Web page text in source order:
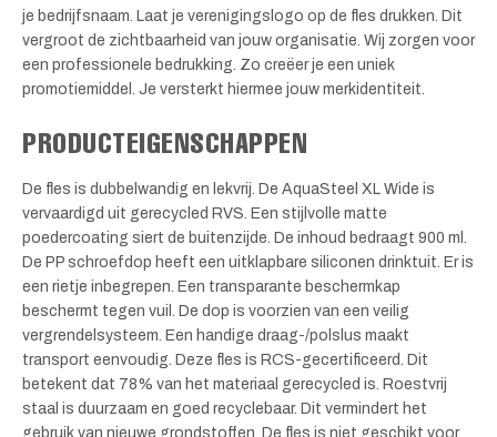
je bedrijfsnaam. Laat je verenigingslogo op de fles drukken. Dit
vergroot de zichtbaarheid van jouw organisatie. Wij zorgen voor
een professionele bedrukking. Zo creëer je een uniek
promotiemiddel. Je versterkt hiermee jouw merkidentiteit.
PRODUCTEIGENSCHAPPEN
De fles is dubbelwandig en lekvrij. De AquaSteel XL Wide is
vervaardigd uit gerecycled RVS. Een stijlvolle matte
poedercoating siert de buitenzijde. De inhoud bedraagt 900 ml.
De PP schroefdop heeft een uitklapbare siliconen drinktuit. Er is
een rietje inbegrepen. Een transparante beschermkap
beschermt tegen vuil. De dop is voorzien van een veilig
vergrendelsysteem. Een handige draag-/polslus maakt
transport eenvoudig. Deze fles is RCS-gecertificeerd. Dit
betekent dat 78% van het materiaal gerecycled is. Roestvrij
staal is duurzaam en goed recyclebaar. Dit vermindert het
gebruik van nieuwe grondstoffen. De fles is niet geschikt voor